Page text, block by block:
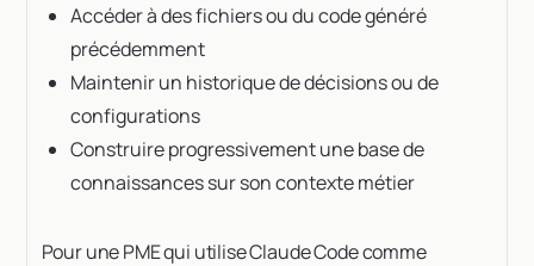
Accéder à des fichiers ou du code généré
précédemment
Maintenir un historique de décisions ou de
configurations
Construire progressivement une base de
connaissances sur son contexte métier
Pour une PME qui utilise Claude Code comme